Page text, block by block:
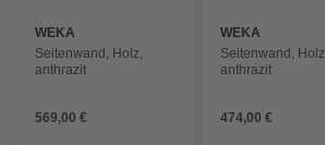
WEKA
Seitenwand, Holz,
anthrazit
569,00 €
WEKA
Seitenwand, Holz,
anthrazit
474,00 €